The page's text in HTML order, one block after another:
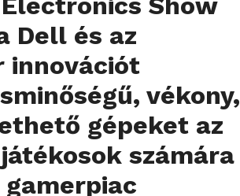
Dell és az
innovációt
vékony,
gépeket az
számára